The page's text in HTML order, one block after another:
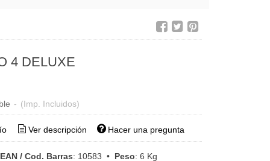
4 DELUXE
- (Imp. Incluidos)
Ver descripción Hacer una pregunta
EAN / Cod. Barras: 10583 • Peso: 6 Kg